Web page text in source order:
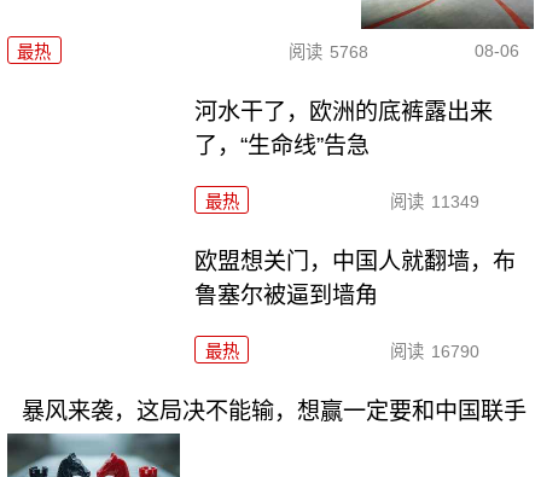
最热 阅读 5768 08-06
河水干了，欧洲的底裤露出来
了，“生命线”告急
最热 阅读 11349
欧盟想关门，中国人就翻墙，布
鲁塞尔被逼到墙角
最热 阅读 16790
暴风来袭，这局决不能输，想赢一定要和中国联手